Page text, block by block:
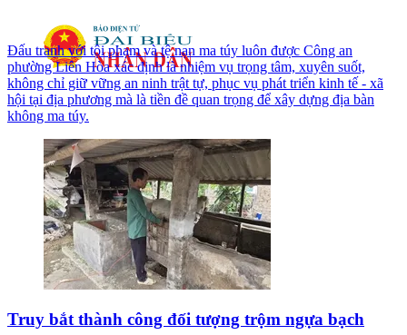
Đấu tranh với tội phạm và tệ nạn ma túy luôn được Công an
phường Liên Hòa xác định là nhiệm vụ trọng tâm, xuyên suốt,
không chỉ giữ vững an ninh trật tự, phục vụ phát triển kinh tế - xã
hội tại địa phương mà là tiền đề quan trọng để xây dựng địa bàn
không ma túy.
Truy bắt thành công đối tượng trộm ngựa bạch